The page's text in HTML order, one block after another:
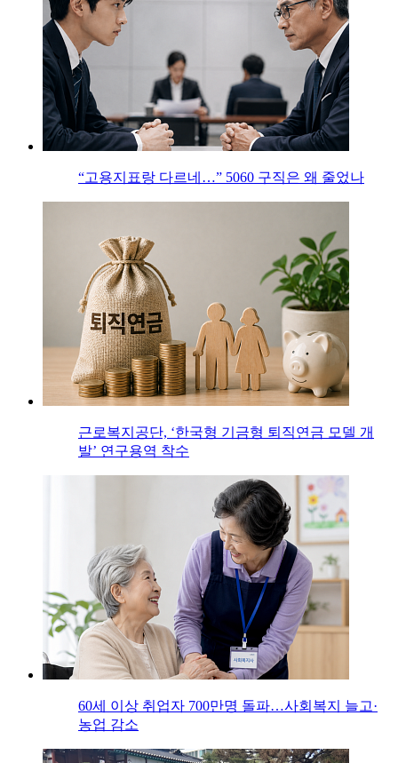
“고용지표랑 다르네…” 5060 구직은 왜 줄었나
근로복지공단, ‘한국형 기금형 퇴직연금 모델 개
발’ 연구용역 착수
60세 이상 취업자 700만명 돌파…사회복지 늘고·
농업 감소